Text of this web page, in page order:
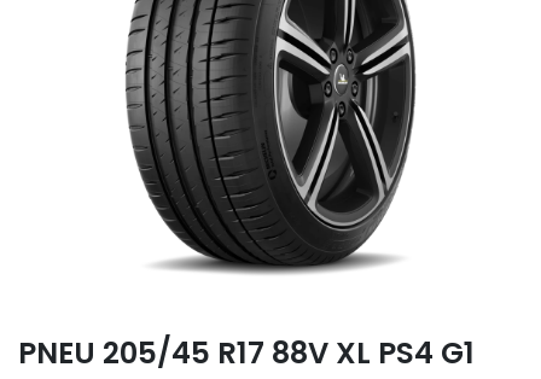
PNEU 205/45 R17 88V XL PS4 G1